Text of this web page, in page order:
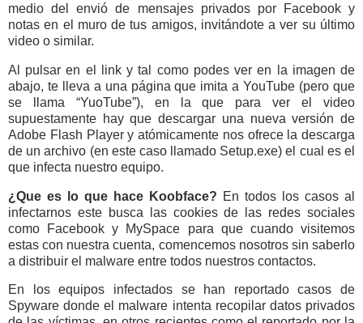
medio del envió de mensajes privados por Facebook y
notas en el muro de tus amigos, invitándote a ver su último
video o similar.
Al pulsar en el link y tal como podes ver en la imagen de
abajo, te lleva a una página que imita a YouTube (pero que
se llama “YuoTube”), en la que para ver el video
supuestamente hay que descargar una nueva versión de
Adobe Flash Player y atómicamente nos ofrece la descarga
de un archivo (en este caso llamado Setup.exe) el cual es el
que infecta nuestro equipo.
¿Que es lo que hace Koobface? En todos los casos al
infectarnos este busca las cookies de las redes sociales
como Facebook y MySpace para que cuando visitemos
estas con nuestra cuenta, comencemos nosotros sin saberlo
a distribuir el malware entre todos nuestros contactos.
En los equipos infectados se han reportado casos de
Spyware donde el malware intenta recopilar datos privados